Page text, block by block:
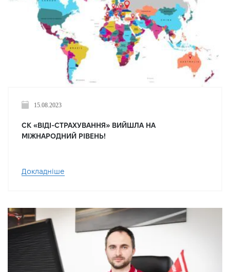
15.08.2023
СК «ВІДІ-СТРАХУВАННЯ» ВИЙШЛА НА
МІЖНАРОДНИЙ РІВЕНЬ!
Докладніше